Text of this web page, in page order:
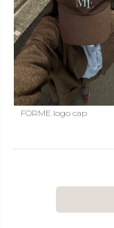
FORME logo cap